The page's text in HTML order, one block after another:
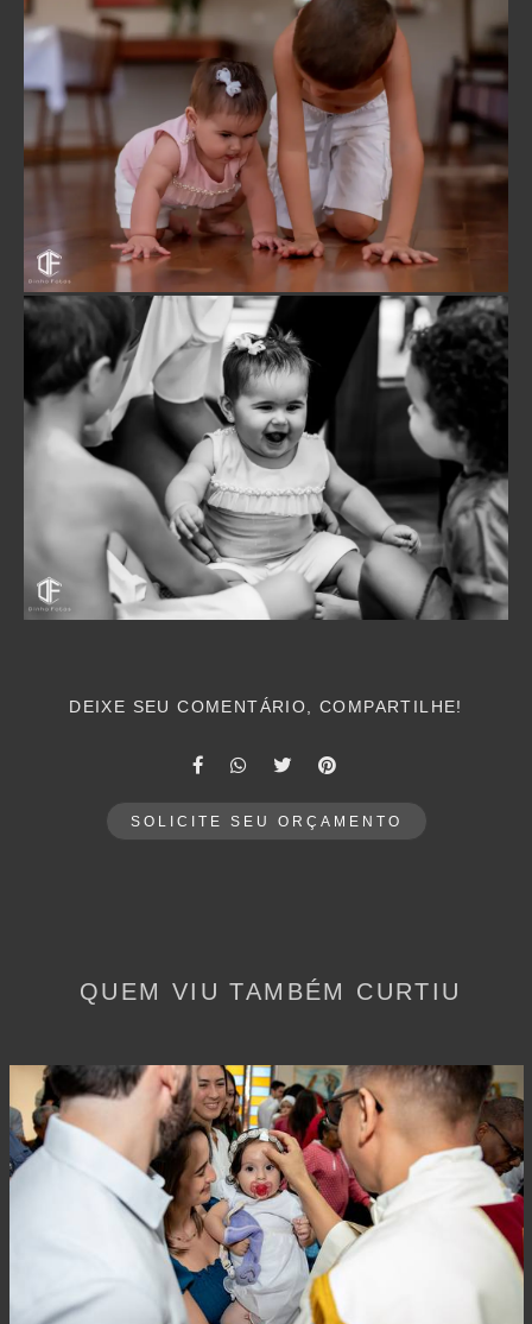
DEIXE SEU COMENTÁRIO, COMPARTILHE!
SOLICITE SEU ORÇAMENTO
QUEM VIU TAMBÉM CURTIU